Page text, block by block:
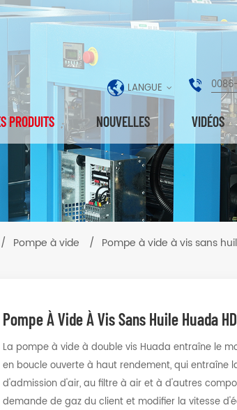
LANGUE
PRODUITS NOUVELLES VIDÉOS
/ Pompe à vide / Pompe à vide à vis sans
Pompe À Vide À Vis Sans Huile Huada
La pompe à vide à double vis Huada entraîne le
en boucle ouverte à haut rendement, qui
d'admission d'air, au filtre à air et à d'autres
demande de gaz du client et modifier la vitesse